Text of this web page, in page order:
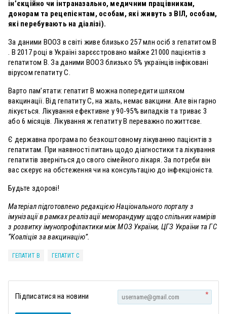
ін’єкційно чи інтраназально, медичним працівникам,
донорам та рецепієнтам, особам, які живуть з ВІЛ, особам,
які перебувають на діалізі).
За даними ВООЗ в світі живе близько 257 млн осіб з гепатитом В
. В 2017 році в Україні зарєєстровано майже 21000 пацієнтів з
гепатитом В. За даними ВООЗ близько 5% українців інфіковані
вірусом гепатиту С.
Варто пам’ятати: гепатит В можна попередити шляхом
вакцинації. Від гепатиту С, на жаль, немає вакцини. Але він гарно
лікується. Лікування ефективне у 90-95% випадків та триває 3
або 6 місяців. Лікування ж гепатиту В переважно пожиттєве.
Є державна програма по безкоштовному лікуванню пацієнтів з
гепатитам. При наявності питань щодо діагностики та лікування
гепатитів зверніться до свого сімейного лікаря. За потреби він
вас скерує на обстеження чи на консультацію до інфекціоніста.
Будьте здорові!
Матеріал підготовлено редакцією Національного порталу з
імунізації в рамках реалізації меморандуму щодо спільних намірів
з розвитку імунопрофілактики між МОЗ України, ЦГЗ України та ГС
“Коаліція за вакцинацію”.
ГЕПАТИТ В ГЕПАТИТ С
Підписатися на новини *